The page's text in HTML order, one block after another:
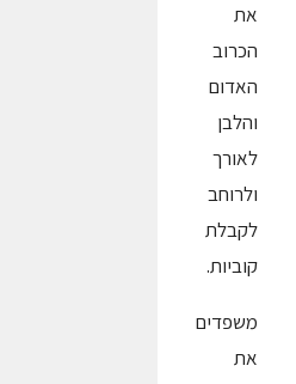
את
הכרוב
האדום
והלבן
לאורך
ולרוחב
לקבלת
קוביות.
משפדים
את